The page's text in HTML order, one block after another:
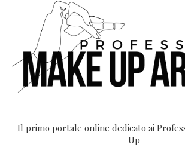
Il primo portale online dedicato ai
Up